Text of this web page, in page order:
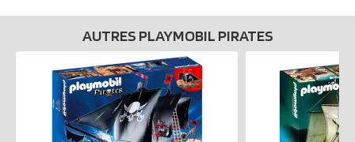
AUTRES PLAYMOBIL PIRATES